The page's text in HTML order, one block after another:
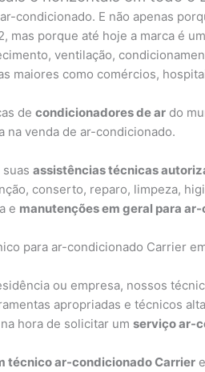
condicionado. E não apenas
mas porque até hoje a marca é
ventilação,
maiores como comércios,
de condicionadores de ar do
na venda de ar-condicionado.
assistências técnicas
conserto, reparo, limpeza,
e manutenções em geral para
para ar-condicionado Carrier
ou empresa, nossos
apropriadas e técnicos
hora de solicitar um serviço ar-
técnico ar-condicionado Carrier